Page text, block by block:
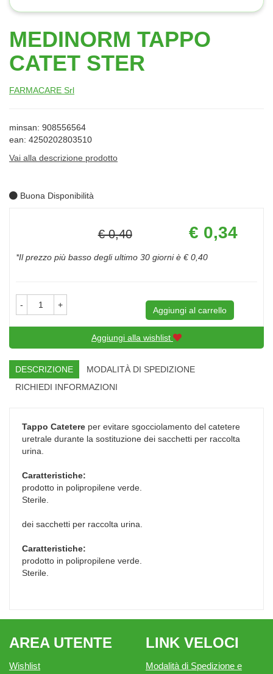
MEDINORM TAPPO
CATET STER
FARMACARE Srl
minsan: 908556564
ean: 4250202803510
Vai alla descrizione prodotto
Buona Disponibilità
del
€ 0,40
Prezzo
scontato
€ 0,34
*Il prezzo più basso degli ultimo 30 giorni è € 0,40
- +
Aggiungi al carrello
Aggiungi alla wishlist
DESCRIZIONE
MODALITÀ DI SPEDIZIONE
RICHIEDI INFORMAZIONI
Tappo Catetere per evitare sgocciolamento del catetere
uretrale durante la sostituzione dei sacchetti per raccolta
urina.
Caratteristiche:
prodotto in polipropilene verde.
Sterile.
dei sacchetti per raccolta urina.
Caratteristiche:
prodotto in polipropilene verde.
Sterile.
AREA UTENTE
Wishlist
LINK VELOCI
Modalità di Spedizione e